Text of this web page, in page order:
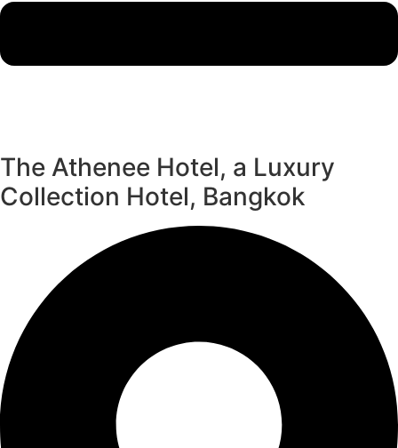
The Athenee Hotel, a Luxury
Collection Hotel, Bangkok